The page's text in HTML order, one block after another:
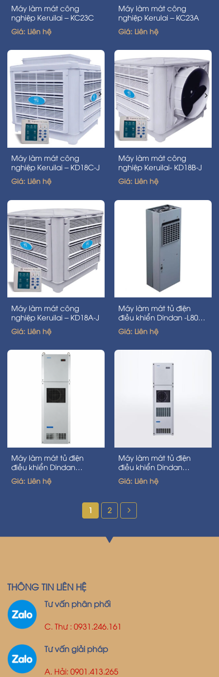
Máy làm mát công
nghiệp Keruilai – KC23C
Giá: Liên hệ
Máy làm mát công
nghiệp Kerulai – KC23A
Giá: Liên hệ
Máy làm mát công
nghiệp Keruilai – KD18C-J
Giá: Liên hệ
Máy làm mát công
nghiệp Keruilai- KD18B-J
Giá: Liên hệ
Máy làm mát công
nghiệp Keruilai – KD18A-J
Giá: Liên hệ
Máy làm mát tủ điện
điều khiển Dindan -L800-
P28-800W
Giá: Liên hệ
Máy làm mát tủ điện
điều khiển Dindan
-70ACU/005- 2400w
Giá: Liên hệ
Máy làm mát tủ điện
điều khiển Dindan
120ACU-P39- 3500w
Giá: Liên hệ
1 2
THÔNG TIN LIÊN HỆ
Tư vấn phân phối
C. Thư : 0931.246.161
Tư vấn giải pháp
A. Hải: 0901.413.265